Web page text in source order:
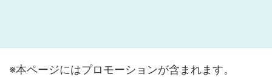
※本ページにはプロモーションが含まれます。